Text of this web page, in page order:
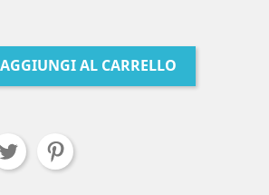
AGGIUNGI AL CARRELLO